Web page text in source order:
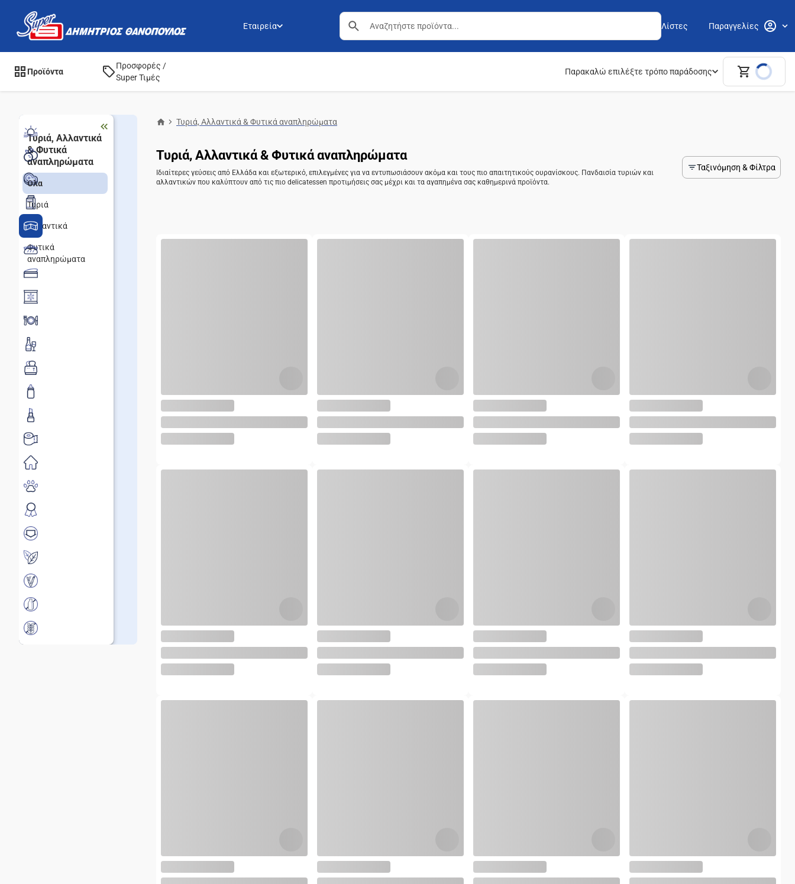
Εταιρεία Λίστες Παραγγελίες
Προϊόντα
Προσφορές /
Super Τιμές
Παρακαλώ επιλέξτε τρόπο παράδοσης
Τυριά, Αλλαντικά
& Φυτικά
αναπληρώματα
Όλα
Τυριά
Αλλαντικά
Φυτικά
αναπληρώματα
Τυριά, Αλλαντικά & Φυτικά αναπληρώματα
Τυριά, Αλλαντικά & Φυτικά αναπληρώματα
Ιδιαίτερες γεύσεις από Ελλάδα και εξωτερικό, επιλεγμένες για να εντυπωσιάσουν ακόμα και τους πιο απαιτητικούς ουρανίσκους. Πανδαισία τυριών και
αλλαντικών που καλύπτουν από τις πιο delicatessen προτιμήσεις σας μέχρι και τα αγαπημένα σας καθημερινά προϊόντα.
Ταξινόμηση & Φίλτρα